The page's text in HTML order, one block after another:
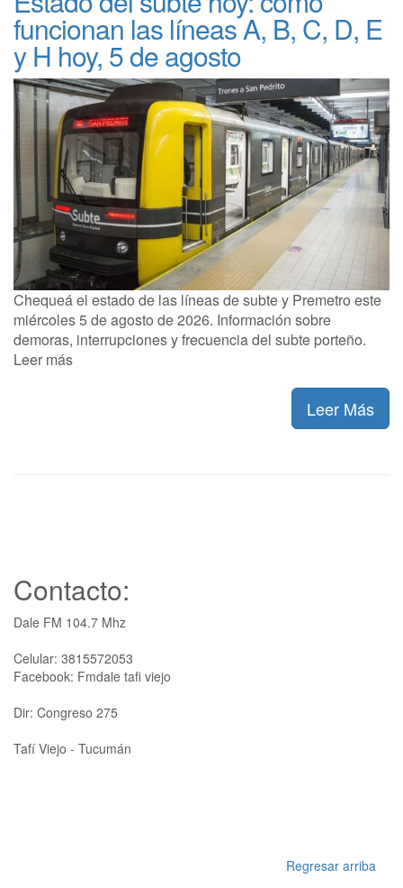
funcionan las líneas A, B, C, D, E
y H hoy, 5 de agosto
Chequeá el estado de las líneas de subte y Premetro este
miércoles 5 de agosto de 2026. Información sobre
demoras, interrupciones y frecuencia del subte porteño.
Leer más
Leer Más
Contacto:
Dale FM 104.7 Mhz
Celular: 3815572053
Facebook: Fmdale tafi viejo
Dir: Congreso 275
Tafí Viejo - Tucumán
Regresar arriba